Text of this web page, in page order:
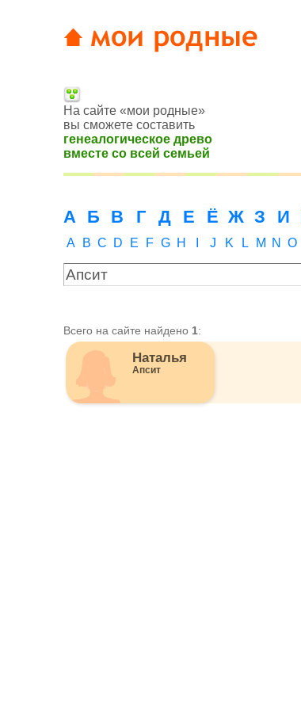
На сайте «мои родные»
вы сможете составить
генеалогическое древо
вместе со всей семьей
А Б В Г Д Е Ё Ж З И
A B C D E F G H J K L M N O
Всего на сайте найдено 1:
Наталья
Апсит